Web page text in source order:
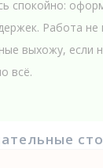
спокойно:
Работа не
выхожу, если
всё.